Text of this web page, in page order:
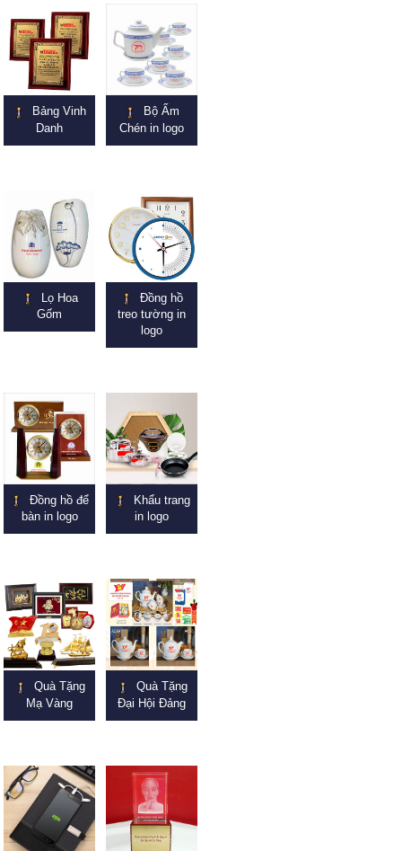
Bảng Vinh
Danh
Bộ Ấm
Chén in logo
Lọ Hoa
Gốm
Đồng hồ
treo tường in
logo
Đồng hồ để
bàn in logo
Khẩu trang
in logo
Quà Tặng
Mạ Vàng
Quà Tặng
Đại Hội Đảng